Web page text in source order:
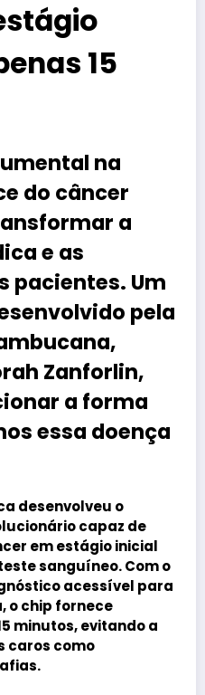
15
na
do câncer
a
e as
pacientes. Um
pela
Zanforlin,
a forma
essa doença
desenvolveu o
capaz de
em estágio inicial
sanguíneo. Com o
acessível para
o chip fornece
minutos, evitando a
caros como